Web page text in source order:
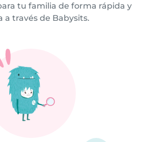
tu familia de forma rápida y
a través de Babysits.